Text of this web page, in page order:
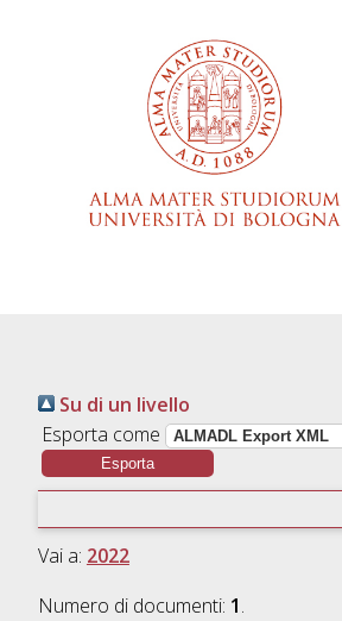
Su di un livello
Esporta come
Vai a: 2022
Numero di documenti: 1.